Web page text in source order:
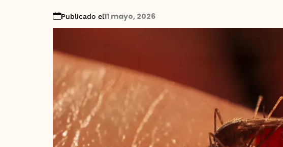
Publicado el11 mayo, 2026